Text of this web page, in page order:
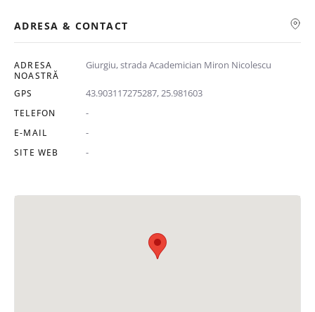
ADRESA & CONTACT
ADRESA
NOASTRĂ
Giurgiu, strada Academician Miron Nicolescu
GPS 43.903117275287, 25.981603
TELEFON -
E-MAIL -
SITE WEB -